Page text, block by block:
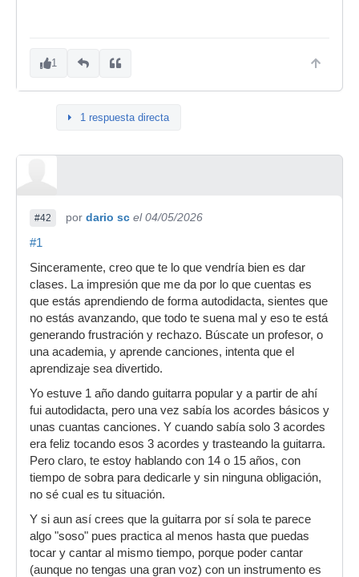
1
1 respuesta directa
#42 por dario sc el 04/05/2026
#1
Sinceramente, creo que te lo que vendría bien es dar
clases. La impresión que me da por lo que cuentas es
que estás aprendiendo de forma autodidacta, sientes que
no estás avanzando, que todo te suena mal y eso te está
generando frustración y rechazo. Búscate un profesor, o
una academia, y aprende canciones, intenta que el
aprendizaje sea divertido.
Yo estuve 1 año dando guitarra popular y a partir de ahí
fui autodidacta, pero una vez sabía los acordes básicos y
unas cuantas canciones. Y cuando sabía solo 3 acordes
era feliz tocando esos 3 acordes y trasteando la guitarra.
Pero claro, te estoy hablando con 14 o 15 años, con
tiempo de sobra para dedicarle y sin ninguna obligación,
no sé cual es tu situación.
Y si aun así crees que la guitarra por sí sola te parece
algo "soso" pues practica al menos hasta que puedas
tocar y cantar al mismo tiempo, porque poder cantar
(aunque no tengas una gran voz) con un instrumento es